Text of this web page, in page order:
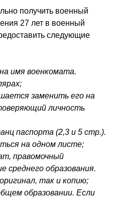
получить военный
27 лет в военный
следующие
имя военкомата.
заменить его на
личность
паспорта (2,3 и 5 стр.).
на одном листе;
правомочный
среднего образования.
так и копию;
образовании. Если